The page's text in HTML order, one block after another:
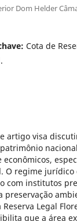
Dom Helder
Cota de
artigo visa
econômicos,
O regime jurídico
com institutos
preservação
Reserva Legal
que a área